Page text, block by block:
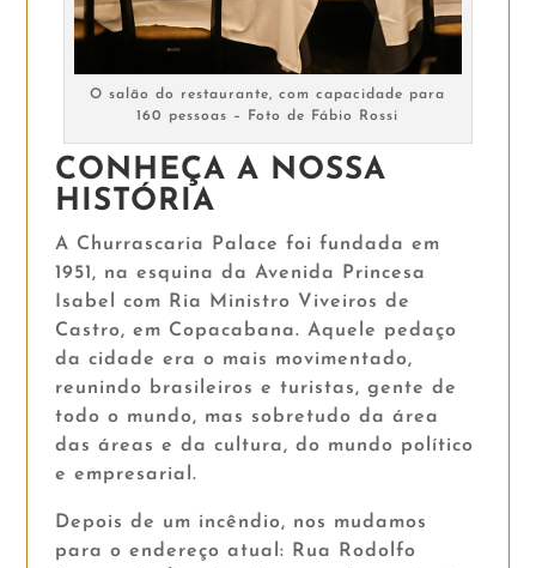
O salão do restaurante, com capacidade para
160 pessoas – Foto de Fábio Rossi
CONHEÇA A NOSSA
HISTÓRIA
A Churrascaria Palace foi fundada em
1951, na esquina da Avenida Princesa
Isabel com Ria Ministro Viveiros de
Castro, em Copacabana. Aquele pedaço
da cidade era o mais movimentado,
reunindo brasileiros e turistas, gente de
todo o mundo, mas sobretudo da área
das áreas e da cultura, do mundo político
e empresarial.
Depois de um incêndio, nos mudamos
para o endereço atual: Rua Rodolfo